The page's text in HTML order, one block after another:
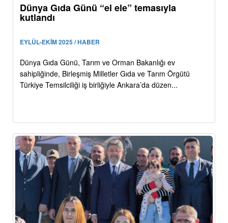
Dünya Gıda Günü “el ele” temasıyla
kutlandı
EYLÜL-EKİM 2025 / HABER
Dünya Gıda Günü, Tarım ve Orman Bakanlığı ev
sahipliğinde, Birleşmiş Milletler Gıda ve Tarım Örgütü
Türkiye Temsilciliği iş birliğiyle Ankara’da düzen...